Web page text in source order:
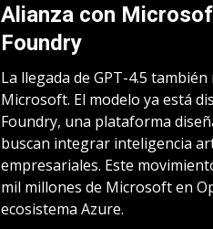
Alianza con
Foundry
La llegada de GPT-4.5
Microsoft. El modelo ya está
Foundry, una plataforma
buscan integrar inteligencia
empresariales. Este
mil millones de Microsoft en
ecosistema Azure.